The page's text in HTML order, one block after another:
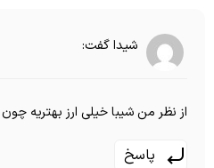
شیداگفت:
از نظر من شیبا خیلی ارز بهتریه
پاسخ